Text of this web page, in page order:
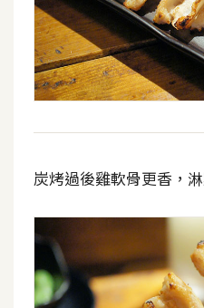
炭烤過後雞軟骨更香，